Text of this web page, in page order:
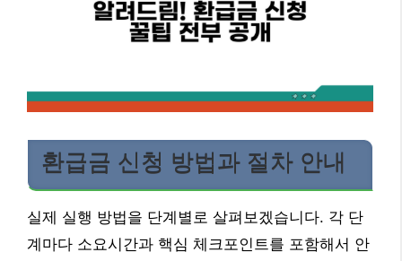
환급금 신청 방법과 절차 안내
실제 실행 방법을 단계별로 살펴보겠습니다. 각 단
계마다 소요시간과 핵심 체크포인트를 포함해서 안